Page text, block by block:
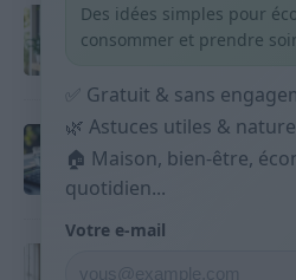
Produits ménagers
courses sans
Budget mensuel :
répartir son salaire
9 avril 2026
Sport 10 minutes
Des idées simples pour
consommer et prendre
✅ Gratuit & sans
🌿 Astuces utiles &
🏠 Maison, bien-être,
quotidien...
Votre e-mail